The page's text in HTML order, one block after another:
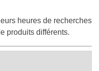
heures de recherches
produits différents.